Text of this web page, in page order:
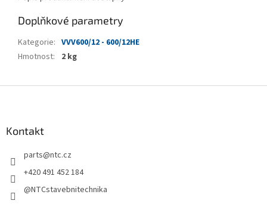
Doplňkové parametry
Kategorie: VVV600/12 - 600/12HE
Hmotnost: 2 kg
Kontakt
parts@ntc.cz
+420 491 452 184
@NTCstavebnitechnika